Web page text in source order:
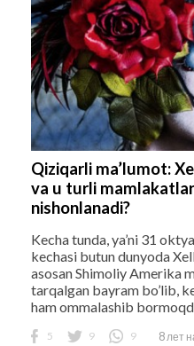
Qiziqarli ma’lumot:
va u turli
nishonlanadi?
Kecha tunda, ya’ni 31
kechasi butun dunyoda
asosan Shimoliy Amerika
tarqalgan bayram bo’lib,
ham ommalashib
5 9 9 8 лет